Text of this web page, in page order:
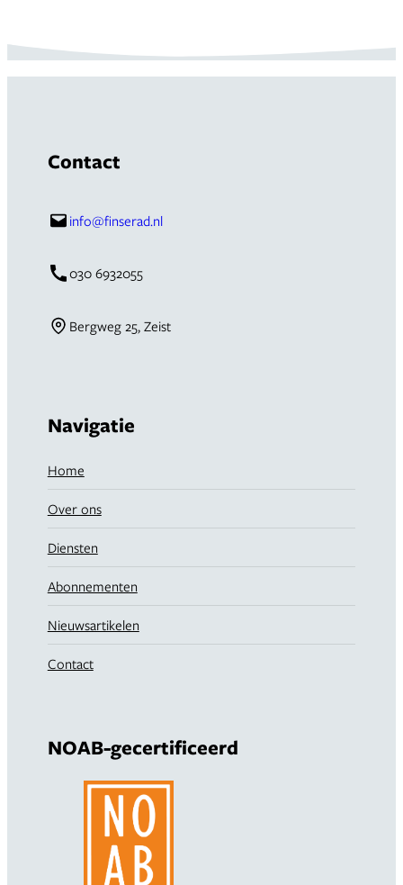
Contact
info@finserad.nl
030 6932055
Bergweg 25, Zeist
Navigatie
Home
Over ons
Diensten
Abonnementen
Nieuwsartikelen
Contact
NOAB-gecertificeerd